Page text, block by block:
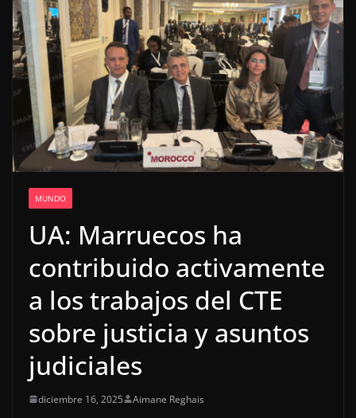
MUNDO
UA: Marruecos ha
contribuido activamente
a los trabajos del CTE
sobre justicia y asuntos
judiciales
diciembre 16, 2025 Aimane Reghais